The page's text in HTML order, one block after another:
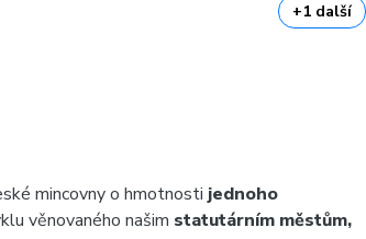
+1 další
mincovny o hmotnosti jednoho
věnovaného našim statutárním městům,